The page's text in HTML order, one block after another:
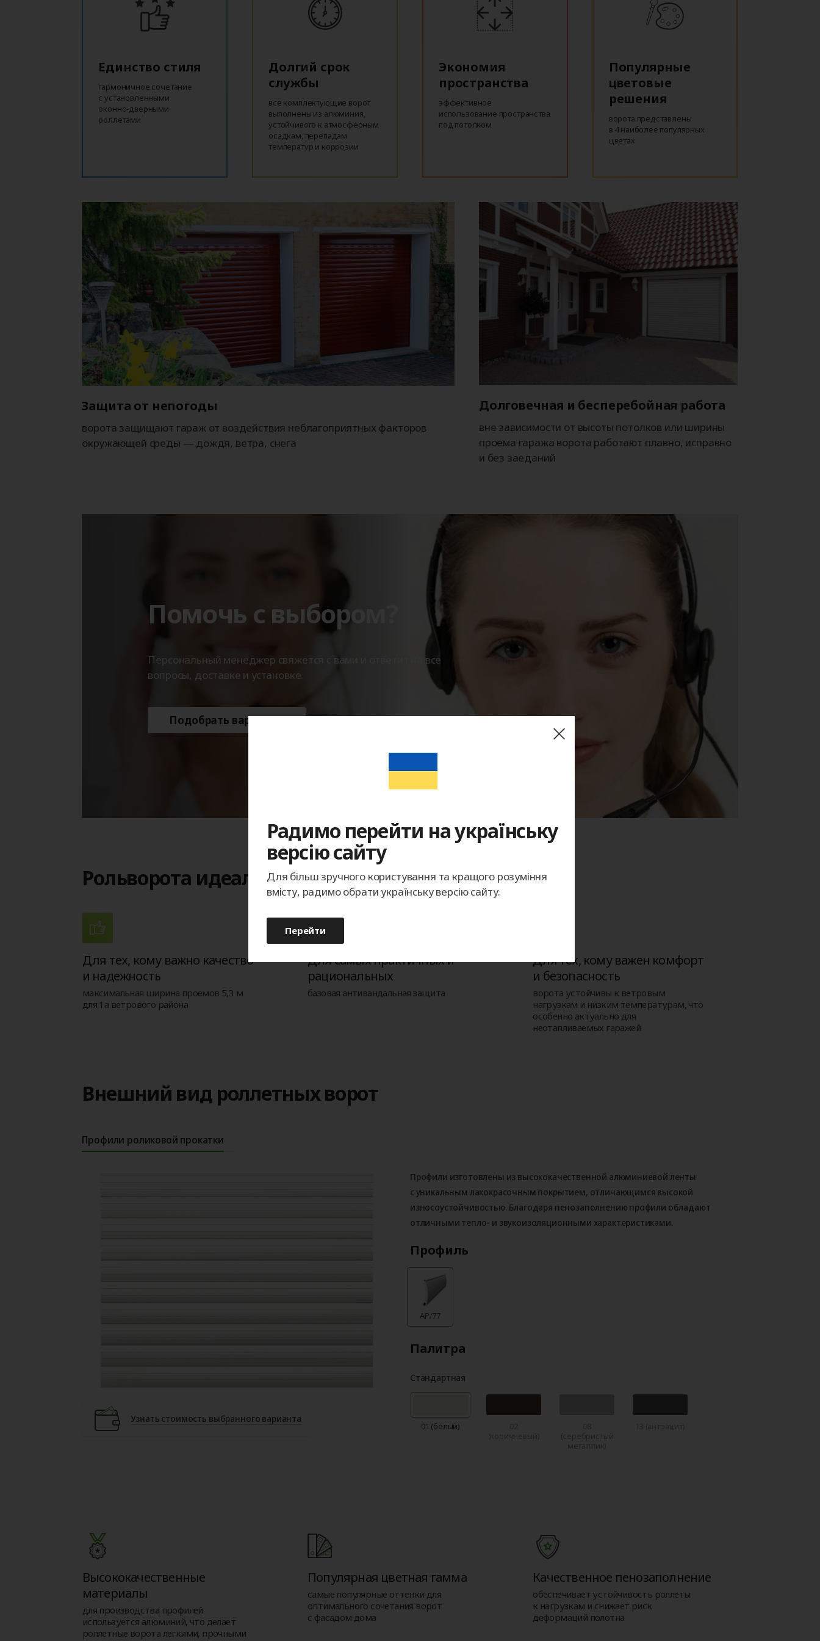
Единство стиля
гармоничное сочетание
с установленными
оконно‑дверными
роллетами
Долгий срок
службы
все комплектующие ворот
выполнены из алюминия,
устойчивого к атмосферным
осадкам, перепадам
температур и коррозии
Экономия
пространства
эффективное
использование пространства
под потолком
Популярные
цветовые
решения
ворота представлены
в 4 наиболее популярных
цветах
Защита от непогоды
ворота защищают гараж от воздействия неблагоприятных факторов
окружающей среды — дождя, ветра, снега
Долговечная и бесперебойная работа
вне зависимости от высоты потолков или ширины
проема гаража ворота работают плавно, исправно
и без заеданий
Помочь с выбором?
Персональный менеджер свяжется с вами и ответит на все
вопросы, доставке и установке.
Подобрать варианты
Рольворота идеально подходят
Для тех, кому важно качество
и надежность
максимальная ширина проемов 5,3 м
для 1а ветрового района
Для самых практичных и
рациональных
базовая антивандальная защита
Для тех, кому важен комфорт
и безопасность
ворота устойчивы к ветровым
нагрузкам и низким температурам, что
особенно актуально для
неотапливаемых гаражей
Внешний вид роллетных ворот
Профили роликовой прокатки
Узнать стоимость выбранного варианта
Профили изготовлены из высококачественной алюминиевой ленты
с уникальным лакокрасочным покрытием, отличающимся высокой
износоустойчивостью. Благодаря пенозаполнению профили обладают
отличными тепло- и звукоизоляционными характеристиками.
Профиль
AP/77
Палитра
Стандартная
01 (белый)
Высококачественные
материалы
для производства профилей
используется алюминий, что делает
роллетные ворота легкими, прочными
Популярная цветная гамма
самые популярные оттенки для
оптимального сочетания ворот
с фасадом дома
Качественное пенозаполнение
обеспечивает устойчивость роллеты
к нагрузкам и снижает риск
деформаций полотна
Радимо перейти на українську
версію сайту
Для більш зручного користування та кращого розуміння
вмісту, радимо обрати українську версію сайту.
Перейти